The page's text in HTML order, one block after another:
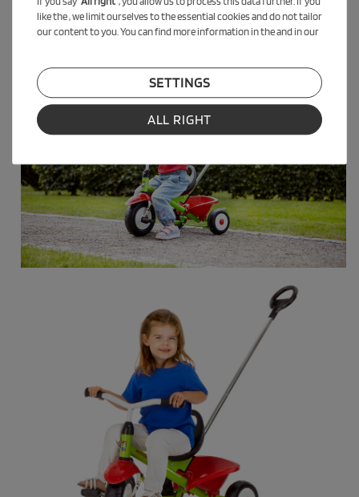
like the , we limit ourselves to the essential cookies and do not tailor
our content to you. You can find more information in the and in our
SETTINGS
ALL RIGHT